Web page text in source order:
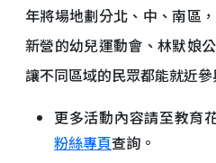
年將場地劃分北、中、南區
新營的幼兒運動會、林默娘
讓不同區域的民眾都能就近參
更多活動內容請至教育
粉絲專頁查詢。